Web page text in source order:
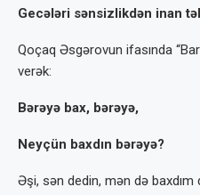
Gecələri sənsizlikdən inan
Qoçaq Əsgərovun ifasında
verək:
Bərəyə bax, bərəyə,
Neyçün baxdın bərəyə?
Əşi, sən dedin, mən də